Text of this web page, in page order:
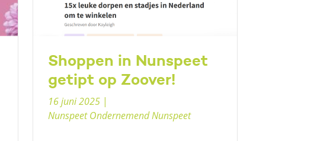
Shoppen in Nunspeet
getipt op Zoover!
16 juni 2025 |
Nunspeet Ondernemend Nunspeet